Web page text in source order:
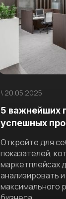
\ 20.05.2025
5 важнейших
успешных
Откройте для
показателей,
маркетплейсах
анализировать
максимального